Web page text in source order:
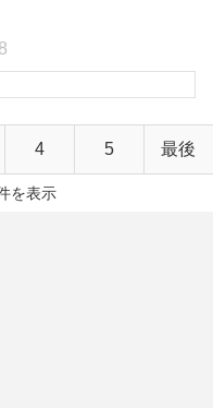
4 5 最後
を表示